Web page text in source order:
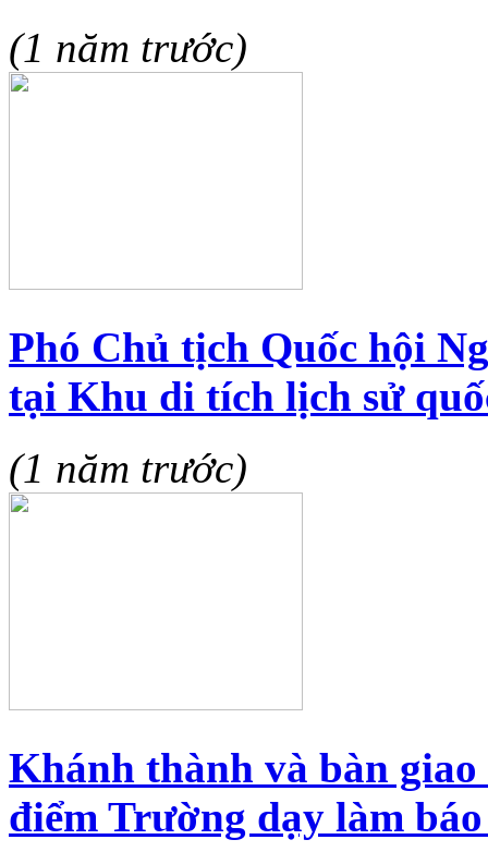
(1 năm trước)
Phó Chủ tịch Quốc hội
tại Khu di tích lịch sử
(1 năm trước)
Khánh thành và bàn
điểm Trường dạy làm